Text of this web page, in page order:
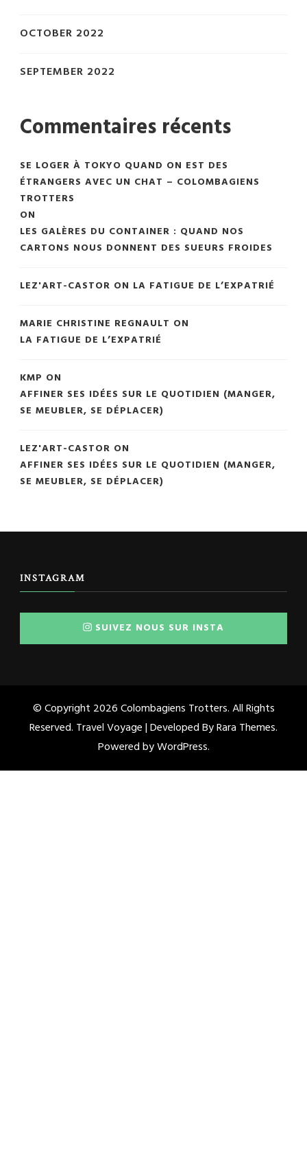
OCTOBER 2022
SEPTEMBER 2022
Commentaires récents
SE LOGER À TOKYO QUAND ON EST DES
ÉTRANGERS AVEC UN CHAT – COLOMBAGIENS
TROTTERS
ON
LES GALÈRES DU CONTAINER : QUAND NOS
CARTONS NOUS DONNENT DES SUEURS FROIDES
LEZ'ART-CASTOR ON LA FATIGUE DE L’EXPATRIÉ
MARIE CHRISTINE REGNAULT ON
LA FATIGUE DE L’EXPATRIÉ
KMP ON
AFFINER SES IDÉES SUR LE QUOTIDIEN (MANGER,
SE MEUBLER, SE DÉPLACER)
LEZ'ART-CASTOR ON
AFFINER SES IDÉES SUR LE QUOTIDIEN (MANGER,
SE MEUBLER, SE DÉPLACER)
INSTAGRAM
SUIVEZ NOUS SUR INSTA
© Copyright 2026Colombagiens Trotters. All Rights
Reserved. Travel Voyage | Developed ByRara Themes.
Powered byWordPress.